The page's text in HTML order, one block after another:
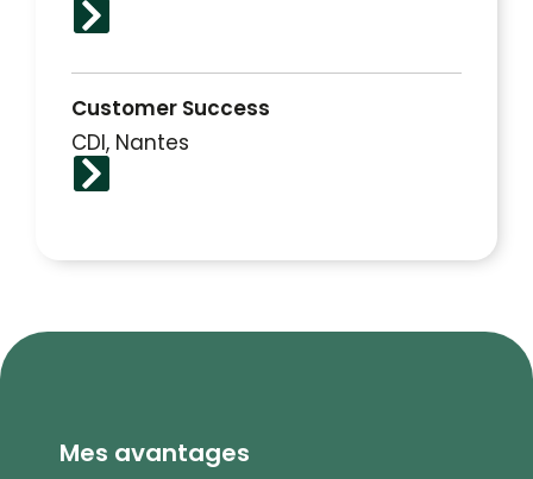
Customer Success
CDI, Nantes
Mes avantages